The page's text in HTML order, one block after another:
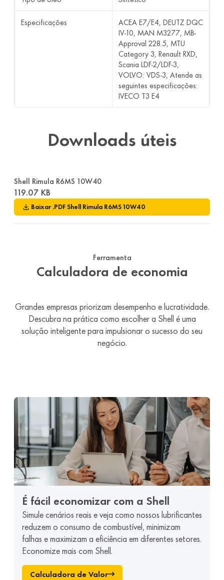
Especificações
ACEA E7/E4, DEUTZ DQC
IV-10, MAN M3277, MB-
Approval 228.5, MTU
Category 3, Renault RXD,
Scania LDF-2/LDF-3,
VOLVO: VDS-3, Atende as
seguintes especificações:
IVECO T3 E4
Downloads úteis
Shell Rimula R6MS 10W40
119.07 KB
Baixar .PDFShell Rimula R6MS 10W40
Ferramenta
Calculadora de economia
Grandes empresas priorizam desempenho e lucratividade.
Descubra na prática como escolher a Shell é uma
solução inteligente para impulsionar o sucesso do seu
negócio.
É fácil economizar com a Shell
Simule cenários reais e veja como nossos lubrificantes
reduzem o consumo de combustível, minimizam
falhas e maximizam a eficiência em diferentes setores.
Economize mais com Shell.
Calculadora de Valor